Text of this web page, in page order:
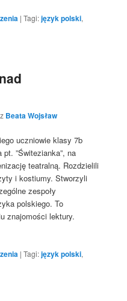
|Tagi:język polski,
Beata Wojsław
uczniowie klasy 7b
”Świtezianka”, na
teatralną. Rozdzielili
i kostiumy. Stworzyli
zespoły
polskiego. To
znajomości lektury.
|Tagi:język polski,